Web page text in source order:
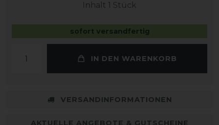
Inhalt 1 Stück
sofort versandfertig
IN DEN WARENKORB
VERSANDINFORMATIONEN
AKTUELLE ANGEBOTE & GUTSCHEINE